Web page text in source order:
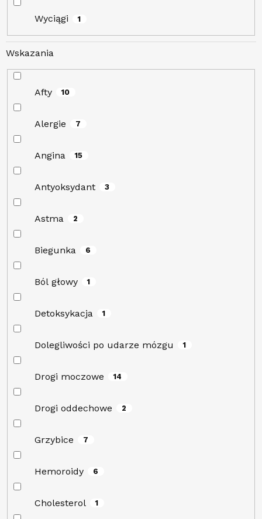
Wyciągi 1
Wskazania
Afty 10
Alergie 7
Angina 15
Antyoksydant 3
Astma 2
Biegunka 6
Ból głowy 1
Detoksykacja 1
Dolegliwości po udarze mózgu 1
Drogi moczowe 14
Drogi oddechowe 2
Grzybice 7
Hemoroidy 6
Cholesterol 1